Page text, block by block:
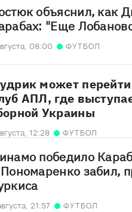
объяснил, как
"Еще
08:00 ФУТБОЛ
может
АПЛ, где
Украины
12:28 ФУТБОЛ
победило
забил,
21:57
ФУТБОЛ